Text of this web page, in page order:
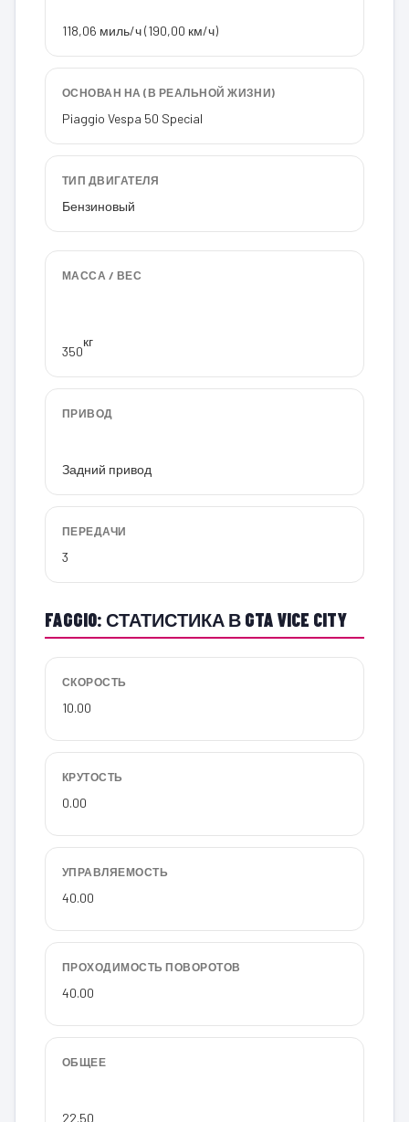
118,06 миль/ч (190,00 км/ч)
ОСНОВАН НА (В РЕАЛЬНОЙ ЖИЗНИ)
Piaggio Vespa 50 Special
ТИП ДВИГАТЕЛЯ
Бензиновый
МАССА / ВЕС
350
кг
ПРИВОД
Задний привод
ПЕРЕДАЧИ
3
FAGGIO: СТАТИСТИКА В GTA VICE CITY
СКОРОСТЬ
10.00
КРУТОСТЬ
0.00
УПРАВЛЯЕМОСТЬ
40.00
ПРОХОДИМОСТЬ ПОВОРОТОВ
40.00
ОБЩЕЕ
22.50